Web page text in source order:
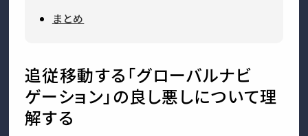
まとめ
追従移動する「グローバルナビ
ゲーション」の良し悪しについて理
解する